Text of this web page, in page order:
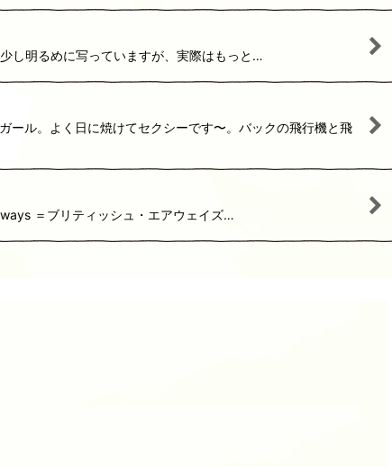
し明るめに写っていますが、実際はもっと…
ール。よく日に焼けてセクシーです〜。バックの飛行機と飛
＝ブリティッシュ・エアウェイズ…